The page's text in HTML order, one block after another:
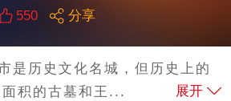
550 分享
是历史文化名城，但历史上的
积的古墓和王...
展开